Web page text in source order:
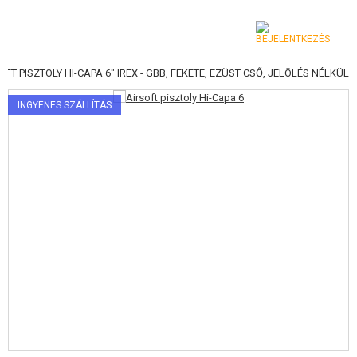
KATEGÓRIA
AIRSOFT FEGYVEREK
PISZTOLY HI-CAPA 6" IREX - GBB, FEKETE, EZÜST CSŐ, JELÖLÉS NÉLKÜL
INGYENES SZÁLLÍTÁS